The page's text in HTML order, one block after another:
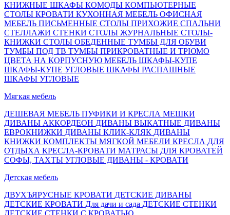
КНИЖНЫЕ ШКАФЫ КОМОДЫ КОМПЬЮТЕРНЫЕ
СТОЛЫ КРОВАТИ КУХОННАЯ МЕБЕЛЬ ОФИСНАЯ
МЕБЕЛЬ ПИСЬМЕННЫЕ СТОЛЫ ПРИХОЖИЕ СПАЛЬНИ
СТЕЛЛАЖИ СТЕНКИ СТОЛЫ ЖУРНАЛЬНЫЕ СТОЛЫ-
КНИЖКИ СТОЛЫ ОБЕДЕННЫЕ ТУМБЫ ДЛЯ ОБУВИ
ТУМБЫ ПОД ТВ ТУМБЫ ПРИКРОВАТНЫЕ И ТРЮМО
ЦВЕТА НА КОРПУСНУЮ МЕБЕЛЬ ШКАФЫ-КУПЕ
ШКАФЫ-КУПЕ УГЛОВЫЕ ШКАФЫ РАСПАШНЫЕ
ШКАФЫ УГЛОВЫЕ
Мягкая мебель
ДЕШЕВАЯ МЕБЕЛЬ ПУФИКИ И КРЕСЛА МЕШКИ
ДИВАНЫ АККОРДЕОН ДИВАНЫ ВЫКАТНЫЕ ДИВАНЫ
ЕВРОКНИЖКИ ДИВАНЫ КЛИК-КЛЯК ДИВАНЫ
КНИЖКИ КОМПЛЕКТЫ МЯГКОЙ МЕБЕЛИ КРЕСЛА ДЛЯ
ОТДЫХА КРЕСЛА-КРОВАТИ МАТРАСЫ ДЛЯ КРОВАТЕЙ
СОФЫ, ТАХТЫ УГЛОВЫЕ ДИВАНЫ - КРОВАТИ
Детская мебель
ДВУХЪЯРУСНЫЕ КРОВАТИ ДЕТСКИЕ ДИВАНЫ
ДЕТСКИЕ КРОВАТИ Для дачи и сада ДЕТСКИЕ СТЕНКИ
ДЕТСКИЕ СТЕНКИ С КРОВАТЬЮ